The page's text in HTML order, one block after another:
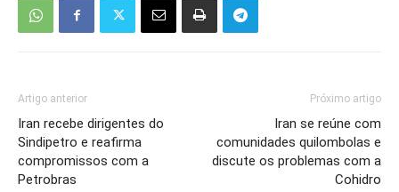
Artigo anterior
Iran recebe dirigentes do
Sindipetro e reafirma
compromissos com a
Petrobras
Próximo artigo
Iran se reúne com
comunidades quilombolas e
discute os problemas com a
Cohidro